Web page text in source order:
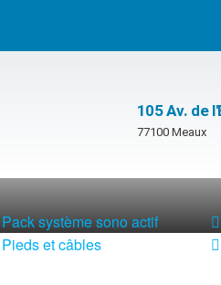
105 Av. de
77100 Meaux
Pack système sono actif
Pieds et câbles